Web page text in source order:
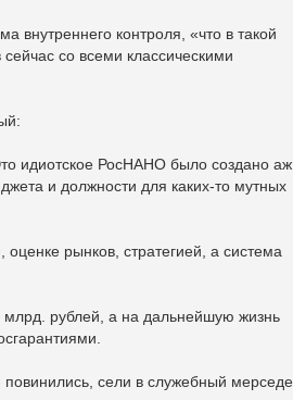
внутреннего контроля, «что в такой
со всеми классическими
идиотское РосНАНО было создано
и должности для каких-то мутных
рынков, стратегией, а система
млрд. рублей, а на дальнейшую жизнь
повинились, сели в служебный